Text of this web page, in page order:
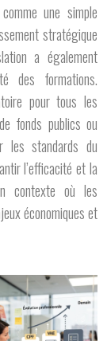
une simple
stratégique
a également
des formations.
pour tous les
fonds publics ou
les standards du
l’efficacité et la
contexte où les
économiques et